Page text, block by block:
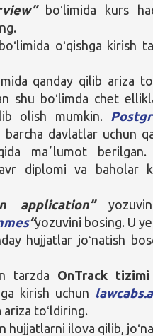
boʻlimida kurs
oʻqishga kirish
qanday qilib ariza
shu boʻlimda chet
olish mumkin.
barcha davlatlar uchun
maʼlumot berilgan.
diplomi va baholar
application”
”yozuvini bosing. U
hujjatlar joʻnatish
tarzda OnTrack tizimi
kirish uchun
toʻldiring.
hujjatlarni ilova qilib,